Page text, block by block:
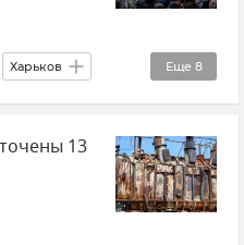
Еще 8
Харьков
13